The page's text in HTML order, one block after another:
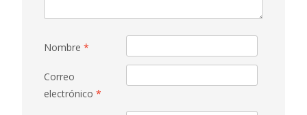
Nombre *
Correo
electrónico *